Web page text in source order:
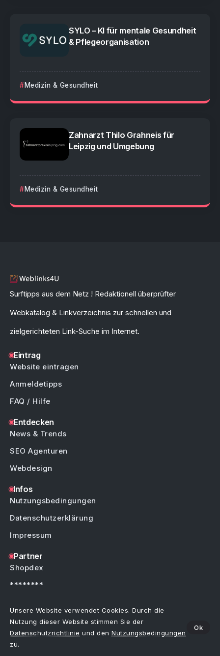
SYLO – KI für mentale Gesundheit
& Pflegeorganisation
Medizin & Gesundheit
Zahnarzt Thilo Grahneis für
Leipzig und Umgebung
Medizin & Gesundheit
Surftipps aus dem Netz ! Redaktionell überprüfter
Webkatalog & Linkverzeichnis zur schnellen und
zielgerichteten Link-Suche im Internet.
Eintrag
Website eintragen
Anmeldetipps
FAQ / Hilfe
Entdecken
News & Trends
SEO Agenturen
Webdesign
Infos
Nutzungsbedingungen
Datenschutzerklärung
Impressum
Partner
Shopdex
********
Copyright © by Weblinks4U.de – Alle Rechte vorbehalten.
Unsere Website verwendet Cookies. Durch die
Nutzung dieser Website stimmen Sie der
Datenschutzrichtlinie und den Nutzungsbedingungen
zu.
Ok